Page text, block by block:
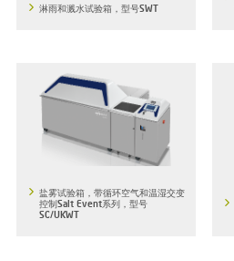
淋雨和溅水试验箱，型号SWT
盐雾试验箱，带循环空气和温湿交变
控制Salt Event系列，型号
SC/UKWT